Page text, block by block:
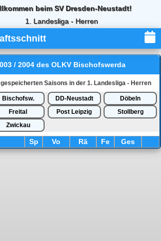
beim SV Dresden-Neustadt!
1. Landesliga - Herren
/ 2004 des OLKV Bischofswerda
Saisons in der 1. Landesliga - Herren
Bischofsw. DD-Neustadt
Döbeln
Freital Post Leipzig
Stollberg
Zwickau
Sp Vo Rä Fe Ges